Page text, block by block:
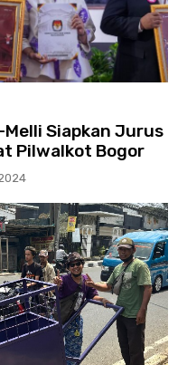
Siapkan Jurus
Pilwalkot Bogor